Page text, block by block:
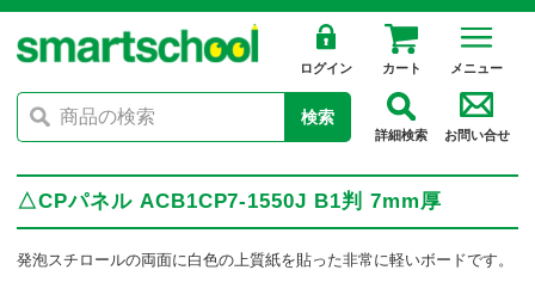
ログイン カート メニュー
検索
詳細検索 お問い合せ
△CPパネル ACB1CP7-1550J B1判 7mm厚
発泡スチロールの両面に白色の上質紙を貼った非常に軽いボードです。